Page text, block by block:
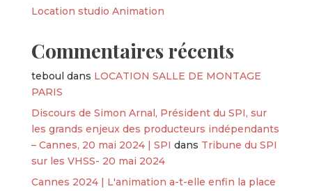
Location studio Animation
Commentaires récents
teboul dans LOCATION SALLE DE MONTAGE
PARIS
Discours de Simon Arnal, Président du SPI, sur
les grands enjeux des producteurs indépendants
– Cannes, 20 mai 2024 | SPI dans Tribune du SPI
sur les VHSS- 20 mai 2024
Cannes 2024 | L'animation a-t-elle enfin la place